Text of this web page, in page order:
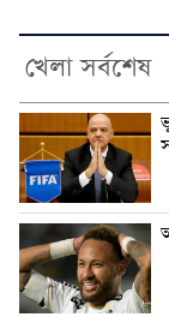
খেলা সর্বশেষ